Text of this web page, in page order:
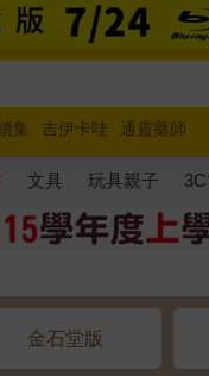
集 吉伊卡哇
通靈藥師
5 超慢跑
文具 玩具親子
金石堂版